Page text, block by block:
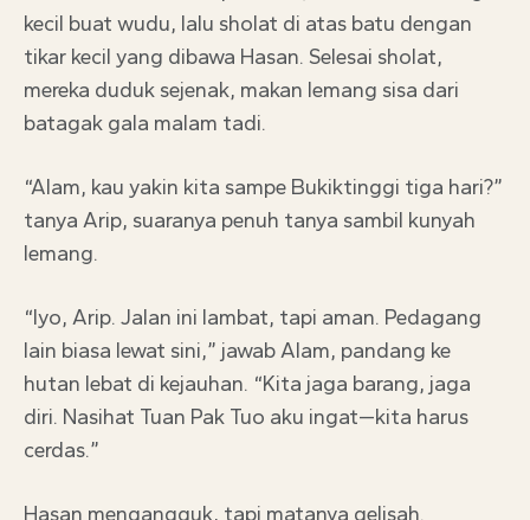
kecil buat wudu, lalu sholat di atas batu dengan
tikar kecil yang dibawa Hasan. Selesai sholat,
mereka duduk sejenak, makan lemang sisa dari
batagak gala malam tadi.
“Alam, kau yakin kita sampe Bukiktinggi tiga hari?”
tanya Arip, suaranya penuh tanya sambil kunyah
lemang.
“Iyo, Arip. Jalan ini lambat, tapi aman. Pedagang
lain biasa lewat sini,” jawab Alam, pandang ke
hutan lebat di kejauhan. “Kita jaga barang, jaga
diri. Nasihat Tuan Pak Tuo aku ingat—kita harus
cerdas.”
Hasan mengangguk, tapi matanya gelisah.